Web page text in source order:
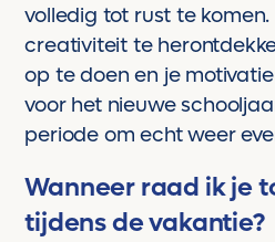
volledig tot rust te
creativiteit te
op te doen en je
voor het nieuwe
periode om echt weer
Wanneer raad ik je
tijdens de vakantie?